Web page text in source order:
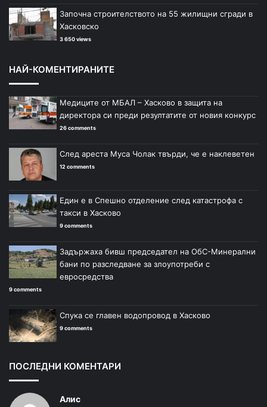
Започна строителството на 55 жилищни сгради в
Хасковско
3 650 views
НАЙ-КОМЕНТИРАНИТЕ
Медиците от МБАЛ – Хасково в защита на
директора си преди резултатите от новия конкурс
26 comments
След ареста Муса Чолак твърди, че е наклеветен
12 comments
Един е в Спешно отделение след катастрофа с
такси в Хасково
9 comments
Задържаха бивш председател на ОбС-Минерални
бани по разследване за злоупотреби с
евросредства
9 comments
Спука се главен водопровод в Хасково
9 comments
ПОСЛЕДНИ КОМЕНТАРИ
Алис